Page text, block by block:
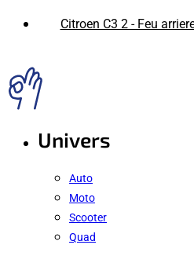
Citroen C3 2 - Feu
Univers
Auto
Moto
Scooter
Quad